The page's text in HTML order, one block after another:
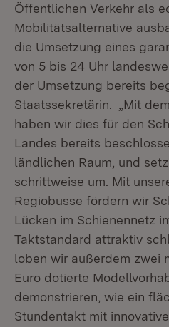
Öffentlichen Verkehr als
Mobilitätsalternative
die Umsetzung eines
von 5 bis 24 Uhr
der Umsetzung bereits
Staatssekretärin. „Mit
haben wir dies für den
Landes bereits
ländlichen Raum, und
schrittweise um. Mit
Regiobusse fördern wir
Lücken im Schienennetz
Taktstandard attraktiv
loben wir außerdem zwei
Euro dotierte
demonstrieren, wie ein
Stundentakt mit